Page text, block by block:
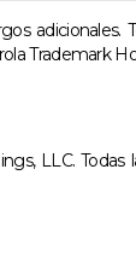
adicionales.
Trademark
LLC. Todas